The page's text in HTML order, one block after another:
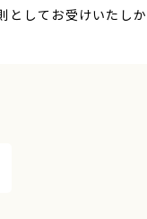
してお受けいたし